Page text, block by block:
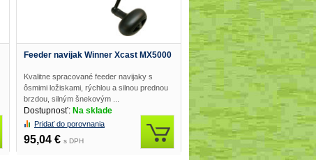
Feeder navijak Winner Xcast MX5000
Kvalitne spracované feeder navijaky s
ôsmimi ložiskami, rýchlou a silnou prednou
brzdou, silným šnekovým ...
Dostupnosť: Na sklade
Pridať do porovnania
95,04 € s DPH